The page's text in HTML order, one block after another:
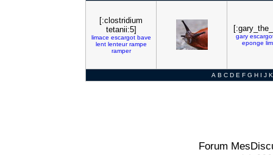
[:clostridium
tetanii:5]
limace escargot bave
lent lenteur rampe
ramper
gary
eponge
A B C D E F G H I J K
Forum